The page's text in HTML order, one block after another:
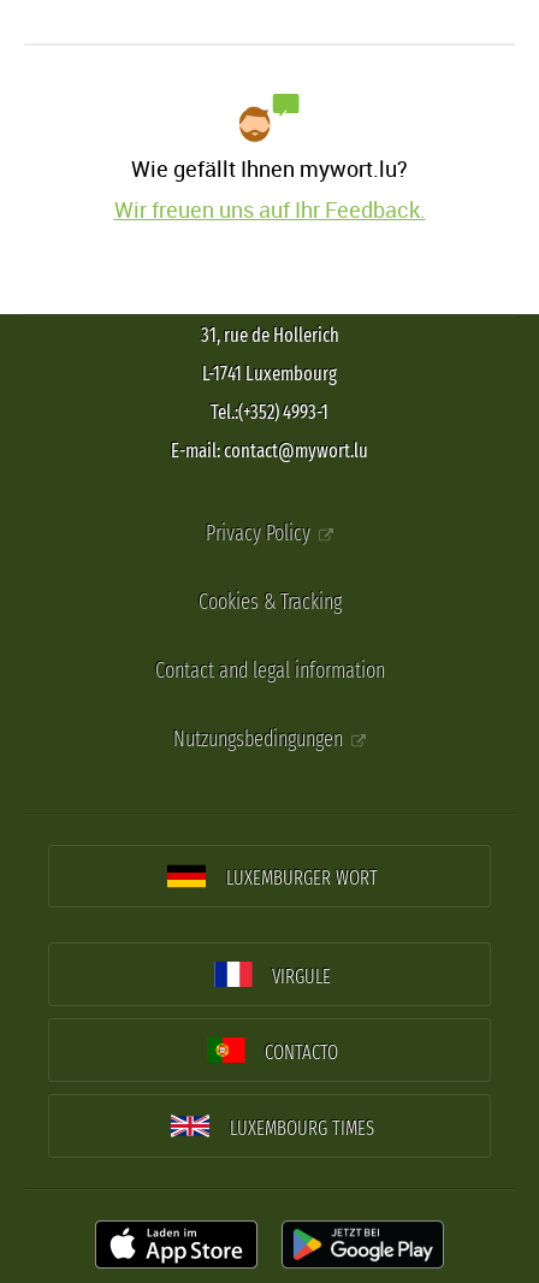
Wie gefällt Ihnen mywort.lu?
Wir freuen uns auf Ihr Feedback.
31, rue de Hollerich
L-1741 Luxembourg
Tel.:(+352) 4993-1
E-mail: contact@mywort.lu
Privacy Policy
Cookies & Tracking
Contact and legal information
Nutzungsbedingungen
LUXEMBURGER WORT
VIRGULE
CONTACTO
LUXEMBOURG TIMES